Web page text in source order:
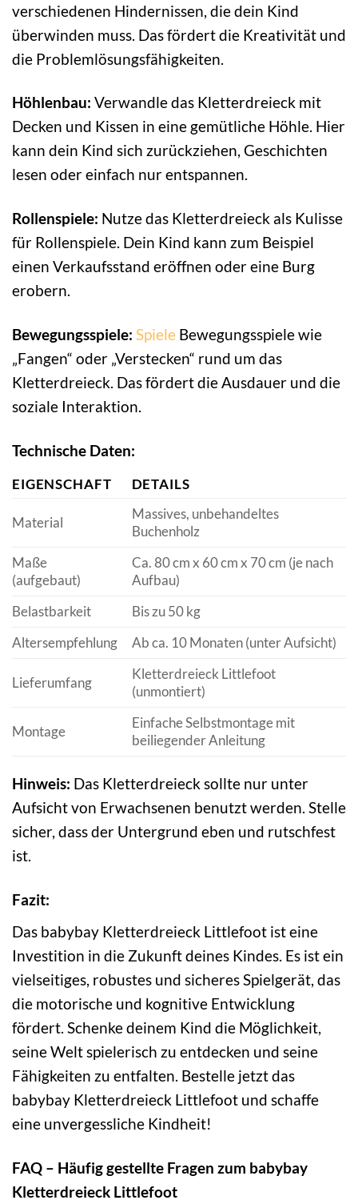
verschiedenen Hindernissen, die dein Kind
überwinden muss. Das fördert die Kreativität und
die Problemlösungsfähigkeiten.
Höhlenbau: Verwandle das Kletterdreieck mit
Decken und Kissen in eine gemütliche Höhle. Hier
kann dein Kind sich zurückziehen, Geschichten
lesen oder einfach nur entspannen.
Rollenspiele: Nutze das Kletterdreieck als Kulisse
für Rollenspiele. Dein Kind kann zum Beispiel
einen Verkaufsstand eröffnen oder eine Burg
erobern.
Bewegungsspiele: Spiele Bewegungsspiele wie
„Fangen“ oder „Verstecken“ rund um das
Kletterdreieck. Das fördert die Ausdauer und die
soziale Interaktion.
Technische Daten:
EIGENSCHAFT DETAILS
Material
Massives, unbehandeltes
Buchenholz
Maße
(aufgebaut)
Ca. 80 cm x 60 cm x 70 cm (je nach
Aufbau)
Belastbarkeit
Bis zu 50 kg
Altersempfehlung
Ab ca. 10 Monaten (unter Aufsicht)
Lieferumfang
Kletterdreieck Littlefoot
(unmontiert)
Montage
Einfache Selbstmontage mit
beiliegender Anleitung
Hinweis: Das Kletterdreieck sollte nur unter
Aufsicht von Erwachsenen benutzt werden. Stelle
sicher, dass der Untergrund eben und rutschfest
ist.
Fazit:
Das babybay Kletterdreieck Littlefoot ist eine
Investition in die Zukunft deines Kindes. Es ist ein
vielseitiges, robustes und sicheres Spielgerät, das
die motorische und kognitive Entwicklung
fördert. Schenke deinem Kind die Möglichkeit,
seine Welt spielerisch zu entdecken und seine
Fähigkeiten zu entfalten. Bestelle jetzt das
babybay Kletterdreieck Littlefoot und schaffe
eine unvergessliche Kindheit!
FAQ – Häufig gestellte Fragen zum babybay
Kletterdreieck Littlefoot